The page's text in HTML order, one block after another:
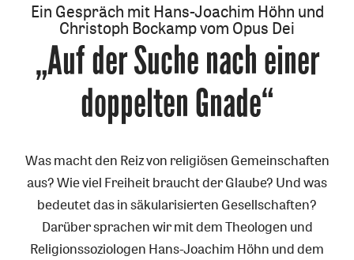
Ein Gespräch mit Hans-Joachim Höhn und
Christoph Bockamp vom Opus Dei
:
„Auf der Suche nach einer
doppelten Gnade“
Was macht den Reiz von religiösen Gemeinschaften
aus? Wie viel Freiheit braucht der Glaube? Und was
bedeutet das in säkularisierten Gesellschaften?
Darüber sprachen wir mit dem Theologen und
Religionssoziologen Hans-Joachim Höhn und dem